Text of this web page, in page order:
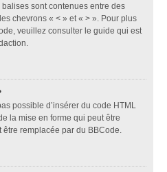
sont contenues entre des
chevrons « < » et « > ». Pour plus
veuillez consulter le guide qui est
possible d’insérer du code HTML
la mise en forme qui peut être
remplacée par du BBCode.